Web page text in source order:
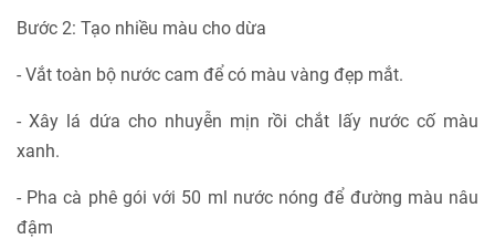
Bước 2: Tạo nhiều màu cho dừa
- Vắt toàn bộ nước cam để có màu vàng đẹp mắt.
- Xây lá dứa cho nhuyễn mịn rồi chắt lấy nước cố màu
xanh.
- Pha cà phê gói với 50 ml nước nóng để đường màu nâu
đậm